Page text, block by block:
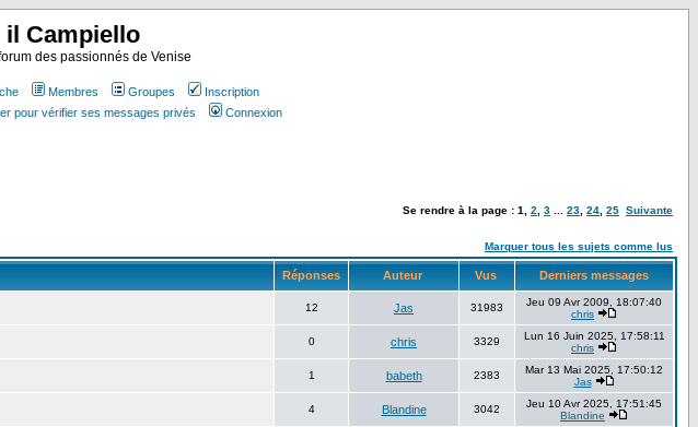
il Campiello
des passionnés de Venise
Membres Groupes
Inscription
pour vérifier ses messages privés Connexion
Se rendre à la page : 1 2 3 23 24 25 Suivante
Marquer tous les sujets comme lus
Réponses Auteur Vus Derniers messages
12 Jas 31983
Jeu 09 Avr 2009, 18:07:40
chris
0 chris 3329
Lun 16 Juin 2025, 17:58:11
chris
1 babeth 2383
Mar 13 Mai 2025, 17:50:12
Jas
4 Blandine 3042
Jeu 10 Avr 2025, 17:51:45
Blandine